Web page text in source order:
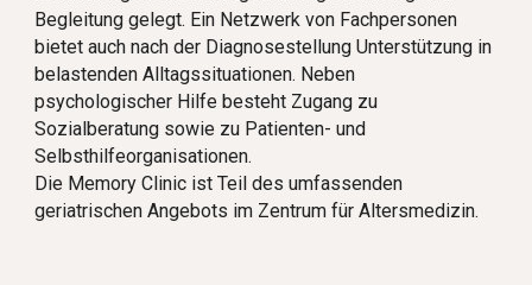
Begleitung gelegt. Ein Netzwerk von Fachpersonen
bietet auch nach der Diagnosestellung Unterstützung in
belastenden Alltagssituationen. Neben
psychologischer Hilfe besteht Zugang zu
Sozialberatung sowie zu Patienten- und
Selbsthilfeorganisationen.
Die Memory Clinic ist Teil des umfassenden
geriatrischen Angebots im Zentrum für Altersmedizin.